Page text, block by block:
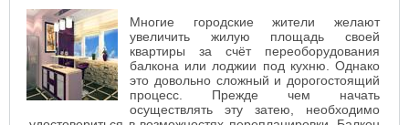
Многие городские жители желают
увеличить жилую площадь своей
квартиры за счёт переоборудования
балкона или лоджии под кухню. Однако
это довольно сложный и дорогостоящий
процесс. Прежде чем начать
осуществлять эту затею, необходимо